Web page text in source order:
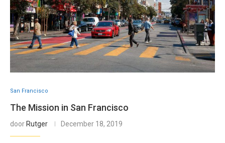
San Francisco
The Mission in San Francisco
door Rutger December 18, 2019